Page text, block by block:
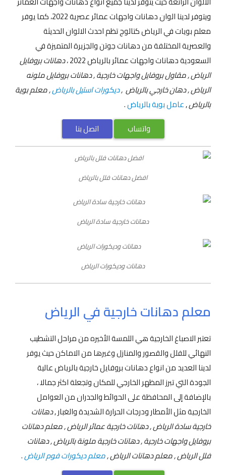
ويتوفر لدينا الوان دهانات واجهات عمائر عصرية 2022، كما يوفر
معلم بويات في الرياض كتالوج تظم احدث الالوان الحديثة
والعصرية المختلفة من دهانات جوتن والجزيرة المتميزة في
السعودية دهانات واجهات عمائر بالرياض 2022 ،
دهانات بروفايل
الرياض , مقاول بروفايل واجهات خارجية , دهانات بروفايل ملونه
الرياض , دهان خارجي بالرياض ,ديكورات استيل بالرياض, معلم بوية
بالرياض,عامل بوية بالرياض.
واتساب
اتصل بنا
افضل دهانات فلل بالرياض
دهانات خارجية سادة الرياض
دهانات وديكورات الرياض
معلم دهانات خارجية في الرياض
تعتبر الاصباغ الخارجية هي اللمسة الأخيره من مراحل التشطيب
النهائي للفلل والقصور والمنازل وغيرها من الاماكن حيث يوفر
لدينا العديد من انواع دهانات بروفايل خارجية بالرياض عالية
الجودة التي تبرز المظهر الخارجي للمكان وتجعلة اكثر جمالا ،
بالإضافة إلى المحافظة على الحوائط والجدران من العوامل
الخارجية مثل الأمطار ودرجات الحرارة الشديدة والغبار ,دهانات
خارجية سادة الرياض , دهانات خارجية عمائر الرياض , معلم دهانات
بروفايل واجهات خارجية , دهانات خارجية ملونة بالرياض , دهانات
فلل الرياض , معلم دهانات الرياض ,معلم ديكورات فوم الرياض.